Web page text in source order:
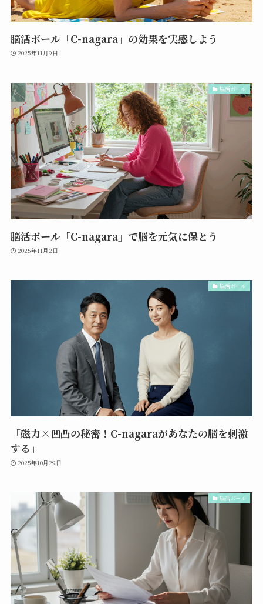
脳活ボール「C-nagara」の効果を実感しよう
2025年11月9日
脳活ボール
脳活ボール「C-nagara」で脳を元気に保とう
2025年11月2日
脳活ボール
「磁力×凹凸の秘密！C-nagaraがあなたの脳を刺激
する」
2025年10月29日
脳活ボール